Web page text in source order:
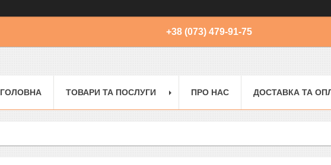
+38 (073) 479-91-75
ГОЛОВНА ТОВАРИ ТА ПОСЛУГИ ПРО НАС ДОСТАВКА ТА